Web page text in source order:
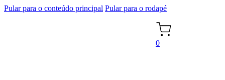
Pular para o conteúdo principal Pular para o rodapé
0